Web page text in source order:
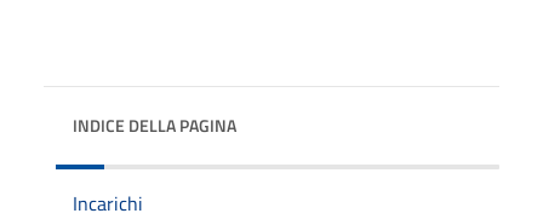
INDICE DELLA PAGINA
Incarichi